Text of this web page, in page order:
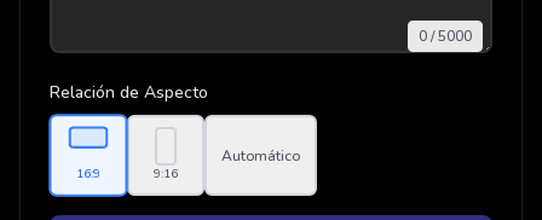
0/5000
Relación de Aspecto
16:9 9:16
Automático